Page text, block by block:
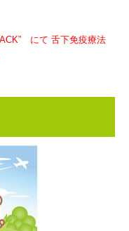
にて 舌下免疫療法